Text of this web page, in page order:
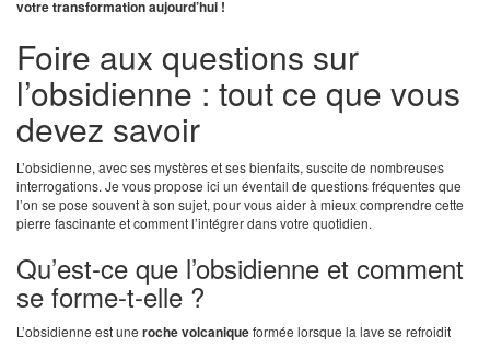
votre transformation aujourd’hui !
Foire aux questions sur
l’obsidienne : tout ce que vous
devez savoir
L’obsidienne, avec ses mystères et ses bienfaits, suscite de nombreuses
interrogations. Je vous propose ici un éventail de questions fréquentes que
l’on se pose souvent à son sujet, pour vous aider à mieux comprendre cette
pierre fascinante et comment l’intégrer dans votre quotidien.
Qu’est-ce que l’obsidienne et comment
se forme-t-elle ?
L’obsidienne est une roche volcaniqueformée lorsque la lave se refroidit